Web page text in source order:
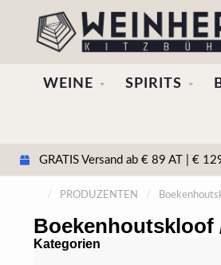
WEINE SPIRITS
GRATIS Versand ab € 89 AT | €
/ PRODUZENTEN /
Boekenhoutskloof
Kategorien